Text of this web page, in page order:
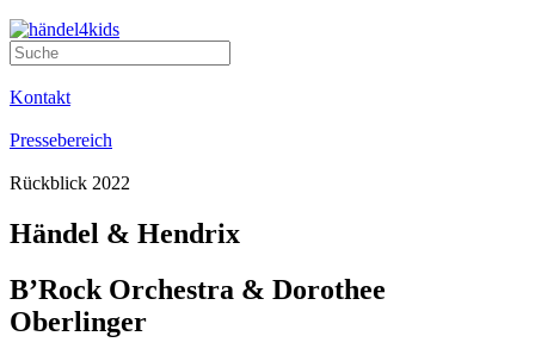
Kontakt
Pressebereich
Rückblick 2022
Händel & Hendrix
B’Rock Orchestra & Dorothee
Oberlinger